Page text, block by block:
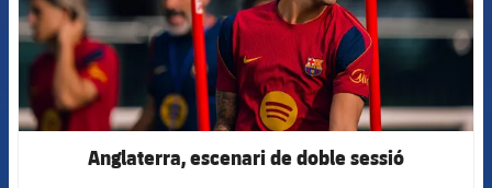
Anglaterra, escenari de doble sessió